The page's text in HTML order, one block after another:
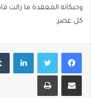
وحبكاته المعقدة ما زالت
كل عصر.
فيسبوكتويتر
مشاركة عبر البريد طباعة